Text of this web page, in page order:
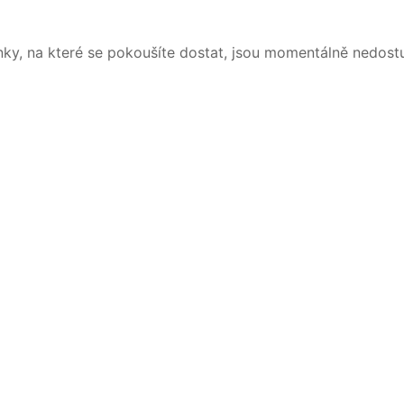
na které se pokoušíte dostat, jsou momentálně